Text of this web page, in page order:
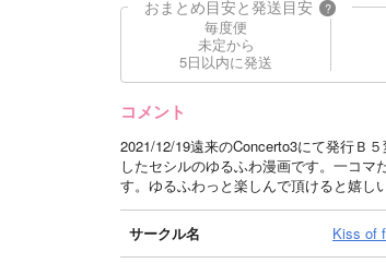
おまとめ目安と発送目安 ?
毎度便
未定から
5日以内に発送
コメント
2021/12/19遠来のConcerto3にて発行Ｂ
したセシルのゆるふわ漫画です。一コマ
す。ゆるふわっと楽しんで頂けると嬉し
サークル名 Kiss of